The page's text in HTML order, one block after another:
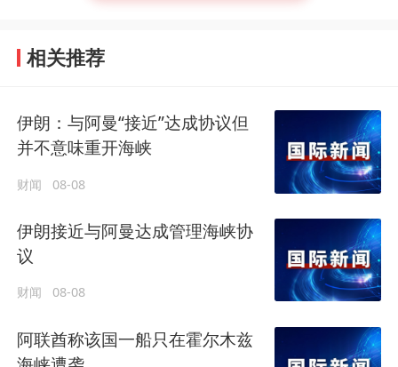
相关推荐
伊朗：与阿曼“接近”达成协议但
并不意味重开海峡
财闻 08-08
伊朗接近与阿曼达成管理海峡协
议
财闻 08-08
阿联酋称该国一船只在霍尔木兹